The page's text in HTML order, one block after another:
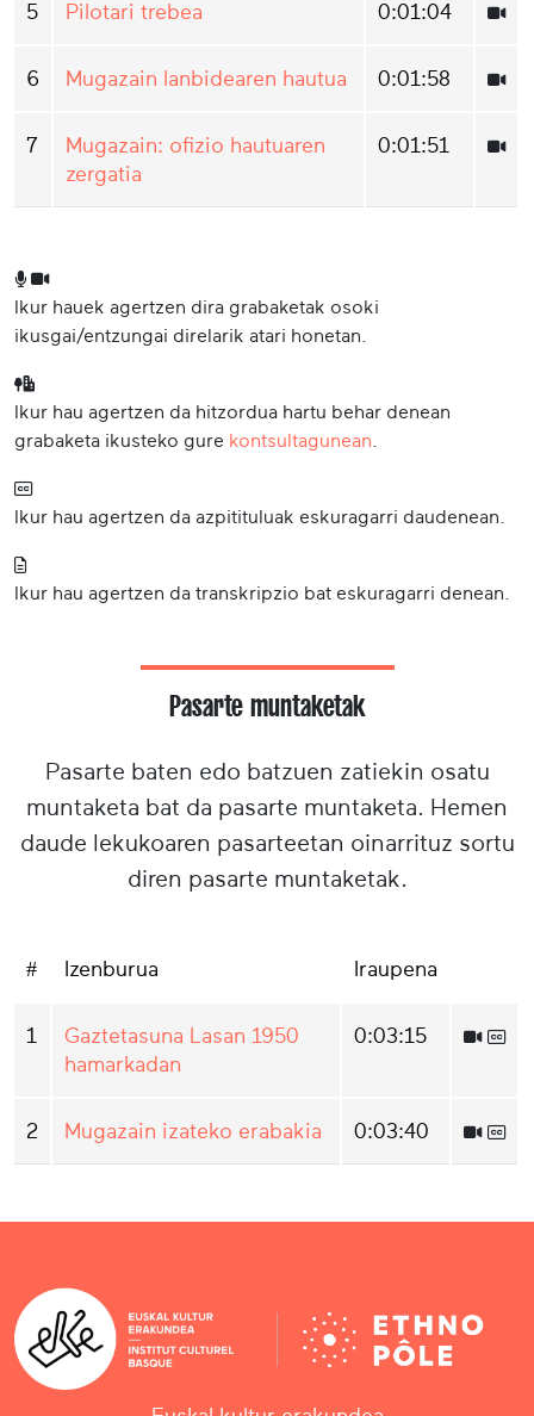
5 Pilotari trebea 0:01:04
6 Mugazain lanbidearen hautua 0:01:58
7
Mugazain: ofizio hautuaren
zergatia
0:01:51
Ikur hauek agertzen dira grabaketak osoki
ikusgai/entzungai direlarik atari honetan.
Ikur hau agertzen da hitzordua hartu behar denean
grabaketa ikusteko gure kontsultagunean
Ikur hau agertzen da azpitituluak eskuragarri daudenean.
Ikur hau agertzen da transkripzio bat eskuragarri denean.
Pasarte muntaketak
Pasarte baten edo batzuen zatiekin osatu
muntaketa bat da pasarte muntaketa. Hemen
daude lekukoaren pasarteetan oinarrituz sortu
diren pasarte muntaketak.
# Izenburua Iraupena
1
Gaztetasuna Lasan 1950
hamarkadan
0:03:15
2 Mugazain izateko erabakia 0:03:40